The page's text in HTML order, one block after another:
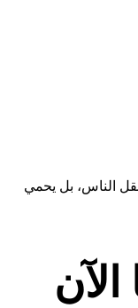
الناس، بل يحمي